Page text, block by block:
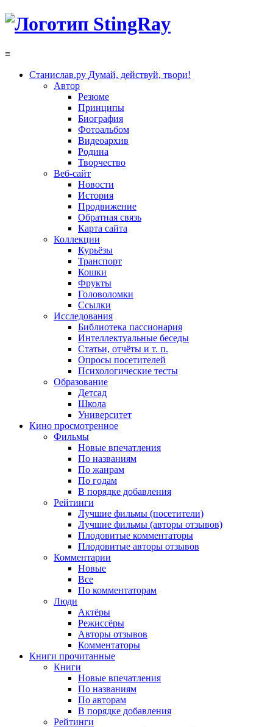
≡
Станислав.ру Думай, действуй, твори!
Автор
Резюме
Принципы
Биография
Фотоальбом
Видеоархив
Родина
Творчество
Веб-сайт
Новости
История
Продвижение
Обратная связь
Карта сайта
Коллекции
Курьёзы
Транспорт
Кошки
Фрукты
Головоломки
Ссылки
Исследования
Библиотека пассионария
Интеллектуальные беседы
Статьи, отчёты и т. п.
Опросы посетителей
Психологические тесты
Образование
Детсад
Школа
Университет
Кино просмотренное
Фильмы
Новые впечатления
По названиям
По жанрам
По годам
В порядке добавления
Рейтинги
Лучшие фильмы (посетители)
Лучшие фильмы (авторы отзывов)
Плодовитые комментаторы
Плодовитые авторы отзывов
Комментарии
Новые
Все
По комментаторам
Люди
Актёры
Режиссёры
Авторы отзывов
Комментаторы
Книги прочитанные
Книги
Новые впечатления
По названиям
По авторам
В порядке добавления
Рейтинги